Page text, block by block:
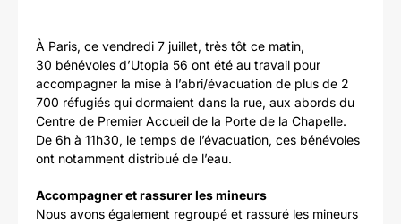
À Paris, ce vendredi 7 juillet, très tôt ce matin,
30 bénévoles d’Utopia 56 ont été au travail pour
accompagner la mise à l’abri/évacuation de plus de 2
700 réfugiés qui dormaient dans la rue, aux abords du
Centre de Premier Accueil de la Porte de la Chapelle.
De 6h à 11h30, le temps de l’évacuation, ces bénévoles
ont notamment distribué de l’eau.
Accompagner et rassurer les mineurs
Nous avons également regroupé et rassuré les mineurs